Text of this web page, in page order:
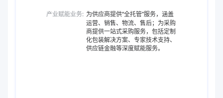
产业赋能业务: 为供应商提供“全托管”服务，涵盖
运营、销售、物流、售后；为采购
商提供一站式采购服务，包括定制
化包装解决方案、专家技术支持、
供应链金融等深度赋能服务。